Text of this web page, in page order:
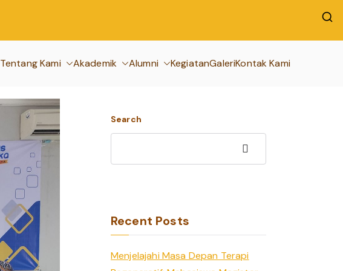
Tentang Kami Akademik Alumni KegiatanGaleriKontak Kami
Search
Search
Recent Posts
Menjelajahi Masa Depan Terapi